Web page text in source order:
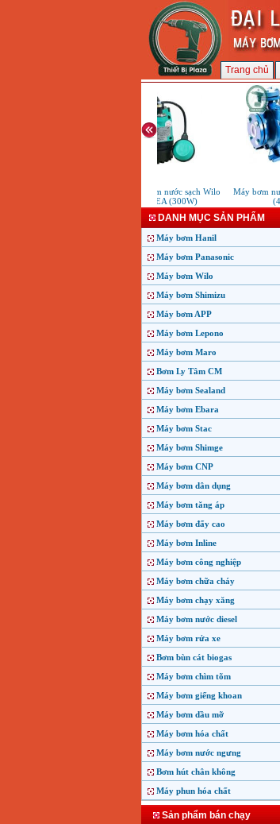
Trang chủ
Máy bơm chìm nước sạch Wilo
PD 300EA (300W)
Máy bơm
DANH MỤC SẢN PHẨM
Máy bơm Hanil
Máy bơm Panasonic
Máy bơm Wilo
Máy bơm Shimizu
Máy bơm APP
Máy bơm Lepono
Máy bơm Maro
Bơm Ly Tâm CM
Máy bơm Sealand
Máy bơm Ebara
Máy bơm Stac
Máy bơm Shimge
Máy bơm CNP
Máy bơm dân dụng
Máy bơm tăng áp
Máy bơm đẩy cao
Máy bơm Inline
Máy bơm công nghiệp
Máy bơm chữa cháy
Máy bơm chạy xăng
Máy bơm nước diesel
Máy bơm rửa xe
Bơm bùn cát biogas
Máy bơm chìm tõm
Máy bơm giếng khoan
Máy bơm dầu mỡ
Máy bơm hóa chất
Máy bơm nước ngưng
Bơm hút chân không
Máy phun hóa chất
Sản phẩm bán chạy